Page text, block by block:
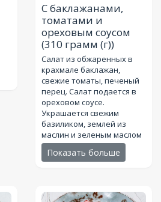
С баклажанами,
томатами и
ореховым соусом
(310 грамм (г))
Салат из обжаренных в
крахмале баклажан,
свежие томаты, печеный
перец. Салат подается в
ореховом соусе.
Украшается свежим
базиликом, землей из
маслин и зеленым маслом
Показать больше